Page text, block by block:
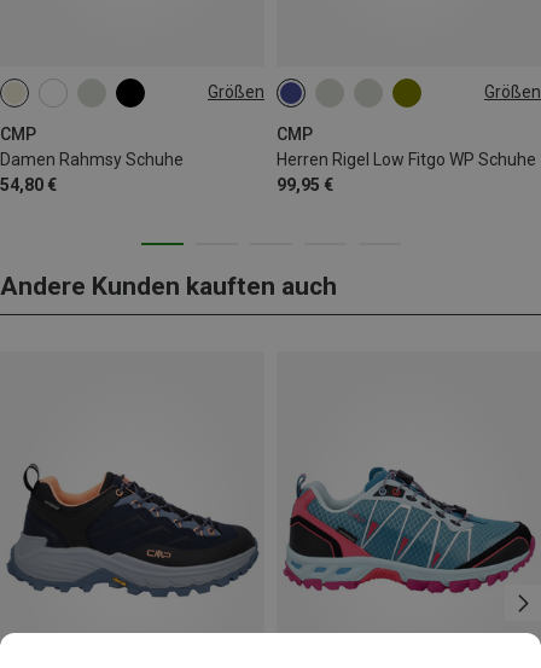
Größen
CMP
Damen Rahmsy Schuhe
54,80 €
Größen
CMP
Herren Rigel Low Fitgo WP Schuhe
99,95 €
39 41 42 45
Andere Kunden kauften auch